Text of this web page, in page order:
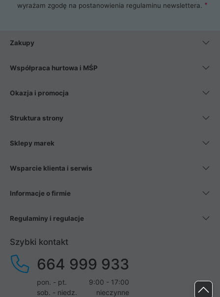
wyrażam zgodę na postanowienia regulaminu newslettera.
Zakupy
Współpraca hurtowa i MŚP
Okazja i promocja
Struktura strony
Sklepy marek
Wsparcie klienta i serwis
Informacje o firmie
Regulaminy i regulacje
Szybki kontakt
664 999 933
pon. - pt.
9:00 - 17:00
sob. - niedz.
nieczynne